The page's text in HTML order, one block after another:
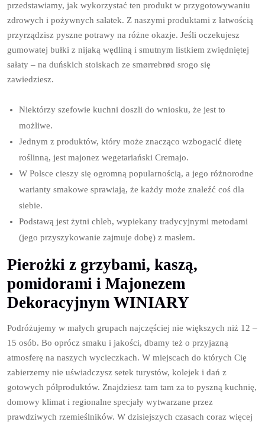
przedstawiamy, jak wykorzystać ten produkt w przygotowywaniu
zdrowych i pożywnych sałatek. Z naszymi produktami z łatwością
przyrządzisz pyszne potrawy na różne okazje. Jeśli oczekujesz
gumowatej bułki z nijaką wędliną i smutnym listkiem zwiędniętej
sałaty – na duńskich stoiskach ze smørrebrød srogo się
zawiedziesz.
Niektórzy szefowie kuchni doszli do wniosku, że jest to
możliwe.
Jednym z produktów, który może znacząco wzbogacić dietę
roślinną, jest majonez wegetariański Cremajo.
W Polsce cieszy się ogromną popularnością, a jego różnorodne
warianty smakowe sprawiają, że każdy może znaleźć coś dla
siebie.
Podstawą jest żytni chleb, wypiekany tradycyjnymi metodami
(jego przyszykowanie zajmuje dobę) z masłem.
Pierożki z grzybami, kaszą,
pomidorami i Majonezem
Dekoracyjnym WINIARY
Podróżujemy w małych grupach najczęściej nie większych niż 12 –
15 osób. Bo oprócz smaku i jakości, dbamy też o przyjazną
atmosferę na naszych wycieczkach. W miejscach do których Cię
zabierzemy nie uświadczysz setek turystów, kolejek i dań z
gotowych półproduktów. Znajdziesz tam tam za to pyszną kuchnię,
domowy klimat i regionalne specjały wytwarzane przez
prawdziwych rzemieślników. W dzisiejszych czasach coraz więcej